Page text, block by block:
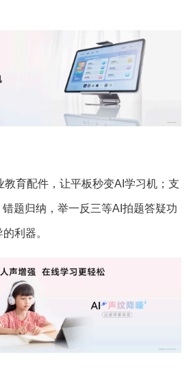
教育配件，让平板秒变AI学习机；支
题归纳，举一反三等AI拍题答疑功
利器。